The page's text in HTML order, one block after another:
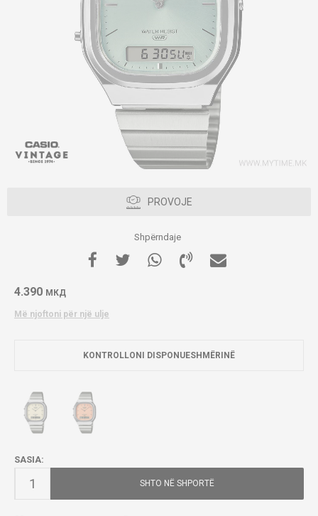
PROVOJE
Shpërndaje
4.390 МКД
Më njoftoni për një ulje
KONTROLLONI DISPONUESHMËRINË
SASIA:
SHTO NË SHPORTË